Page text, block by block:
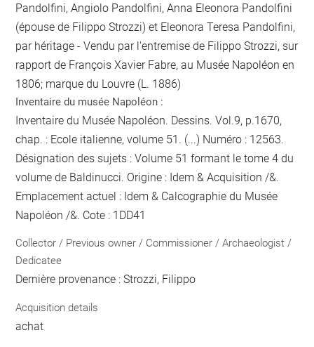
Pandolfini, Angiolo Pandolfini, Anna Eleonora Pandolfini
(épouse de Filippo Strozzi) et Eleonora Teresa Pandolfini,
par héritage - Vendu par l'entremise de Filippo Strozzi, sur
rapport de François Xavier Fabre, au Musée Napoléon en
1806; marque du Louvre (L. 1886)
Inventaire du musée Napoléon :
Inventaire du Musée Napoléon. Dessins. Vol.9, p.1670,
chap. : Ecole italienne, volume 51. (...) Numéro : 12563.
Désignation des sujets : Volume 51 formant le tome 4 du
volume de Baldinucci. Origine : Idem & Acquisition /&.
Emplacement actuel : Idem & Calcographie du Musée
Napoléon /&. Cote : 1DD41
Collector / Previous owner / Commissioner / Archaeologist /
Dedicatee
Dernière provenance : Strozzi, Filippo
Acquisition details
achat